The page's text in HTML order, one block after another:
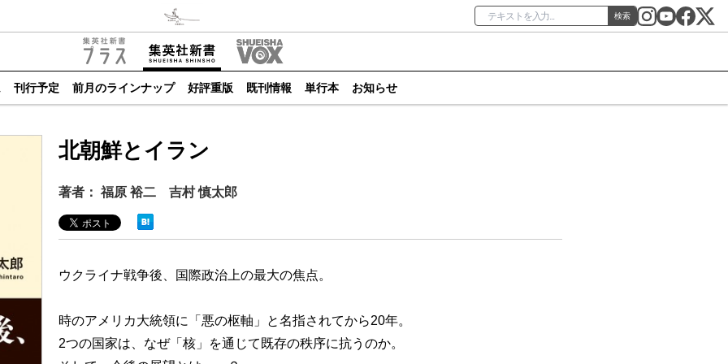
検索
刊行予定 前月のラインナップ 好評重版 既刊情報 単行本 お知らせ
北朝鮮とイラン
著者： 福原 裕二 吉村 慎太郎
ウクライナ戦争後、国際政治上の最大の焦点。
時のアメリカ大統領に「悪の枢軸」と名指されてから20年。
2つの国家は、なぜ「核」を通じて既存の秩序に抗うのか。